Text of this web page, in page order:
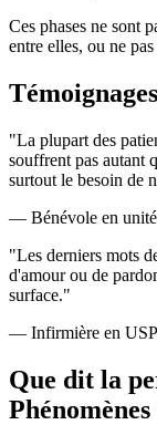
Ces phases ne sont
entre elles, ou ne
"La plupart des
souffrent pas autant
surtout le besoin de
— Bénévole en
"Les derniers mots
d'amour ou de
surface."
— Infirmière en USP
Que dit la